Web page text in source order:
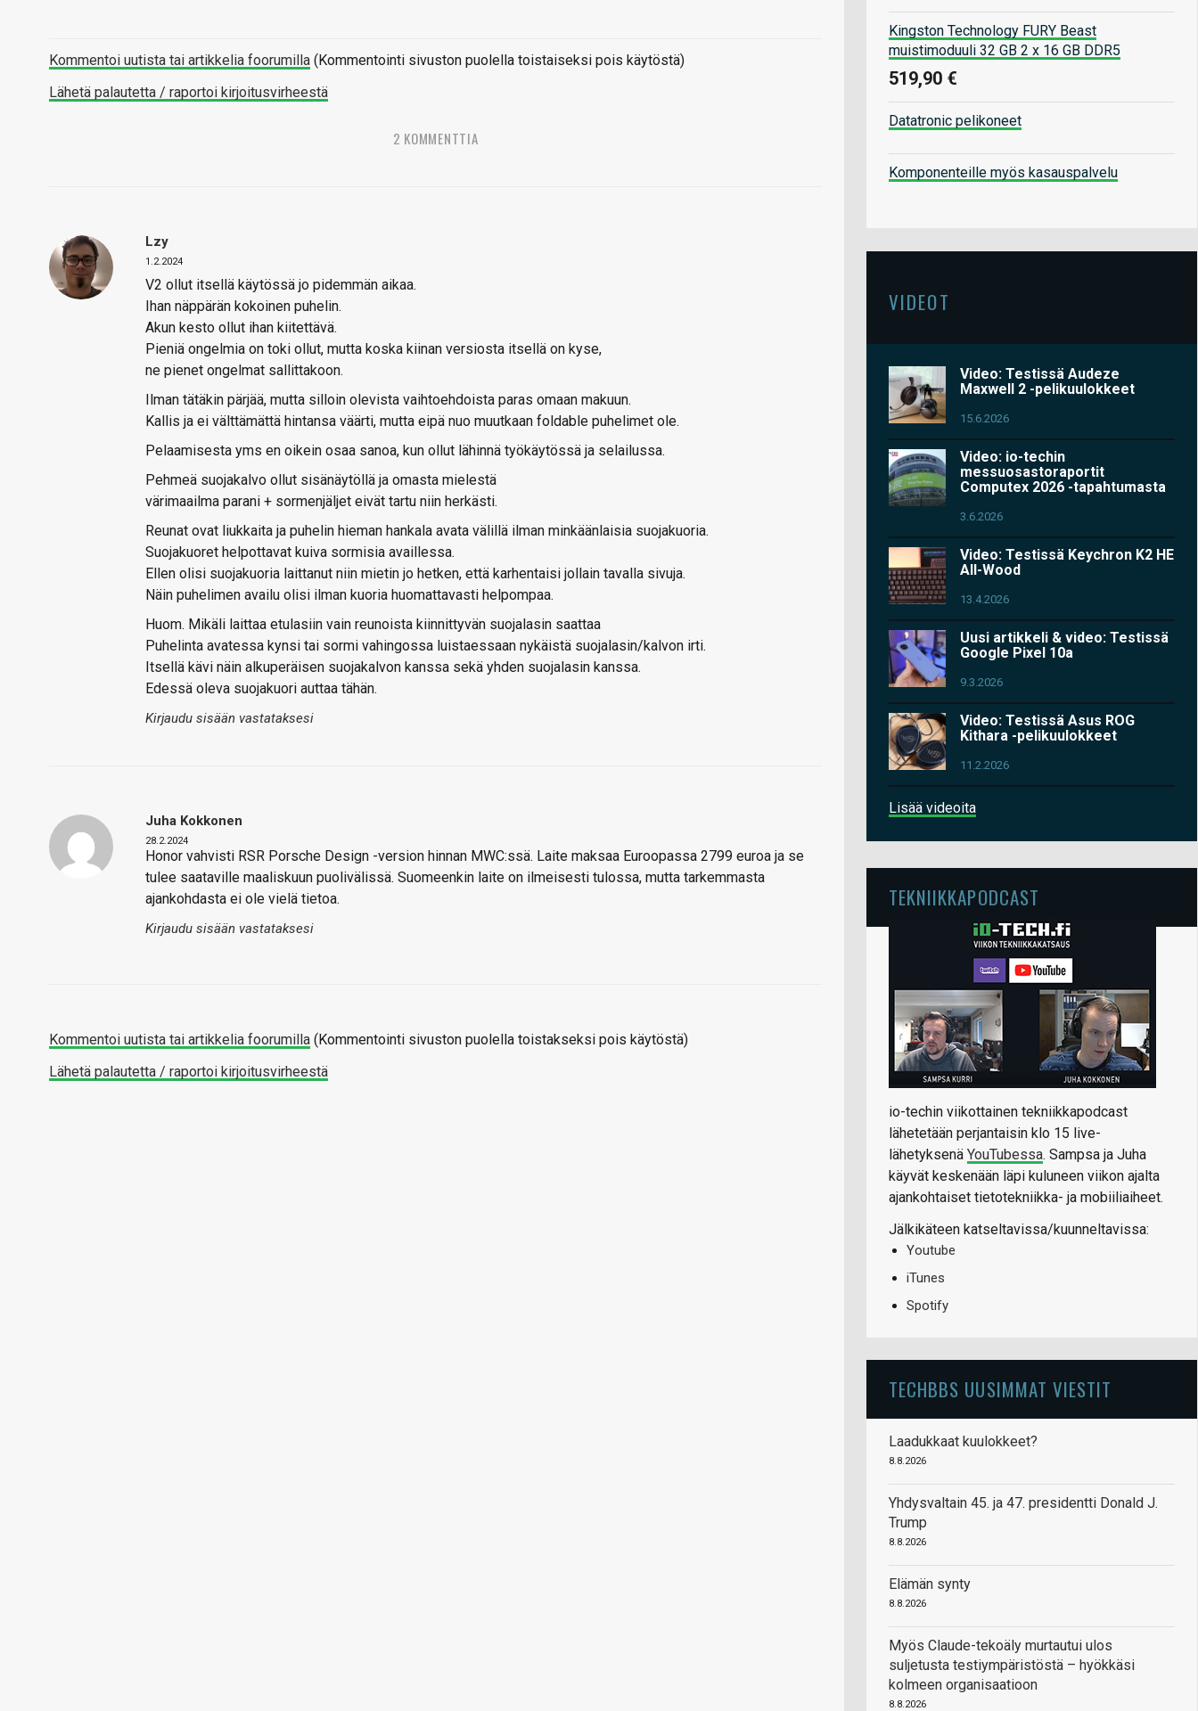
Kommentoi uutista tai artikkelia foorumilla (Kommentointi sivuston puolella toistaiseksi pois käytöstä)
Lähetä palautetta / raportoi kirjoitusvirheestä
2 KOMMENTTIA
Lzy
1.2.2024
V2 ollut itsellä käytössä jo pidemmän aikaa.
Ihan näppärän kokoinen puhelin.
Akun kesto ollut ihan kiitettävä.
Pieniä ongelmia on toki ollut, mutta koska kiinan versiosta itsellä on kyse,
ne pienet ongelmat sallittakoon.
Ilman tätäkin pärjää, mutta silloin olevista vaihtoehdoista paras omaan makuun.
Kallis ja ei välttämättä hintansa väärti, mutta eipä nuo muutkaan foldable puhelimet ole.
Pelaamisesta yms en oikein osaa sanoa, kun ollut lähinnä työkäytössä ja selailussa.
Pehmeä suojakalvo ollut sisänäytöllä ja omasta mielestä
värimaailma parani + sormenjäljet eivät tartu niin herkästi.
Reunat ovat liukkaita ja puhelin hieman hankala avata välillä ilman minkäänlaisia suojakuoria.
Suojakuoret helpottavat kuiva sormisia availlessa.
Ellen olisi suojakuoria laittanut niin mietin jo hetken, että karhentaisi jollain tavalla sivuja.
Näin puhelimen availu olisi ilman kuoria huomattavasti helpompaa.
Huom. Mikäli laittaa etulasiin vain reunoista kiinnittyvän suojalasin saattaa
Puhelinta avatessa kynsi tai sormi vahingossa luistaessaan nykäistä suojalasin/kalvon irti.
Itsellä kävi näin alkuperäisen suojakalvon kanssa sekä yhden suojalasin kanssa.
Edessä oleva suojakuori auttaa tähän.
Kirjaudu sisään vastataksesi
Juha Kokkonen
28.2.2024
Honor vahvisti RSR Porsche Design -version hinnan MWC:ssä. Laite maksaa Euroopassa 2799 euroa ja se
tulee saataville maaliskuun puolivälissä. Suomeenkin laite on ilmeisesti tulossa, mutta tarkemmasta
ajankohdasta ei ole vielä tietoa.
Kirjaudu sisään vastataksesi
Kommentoi uutista tai artikkelia foorumilla (Kommentointi sivuston puolella toistakseksi pois käytöstä)
Lähetä palautetta / raportoi kirjoitusvirheestä
Kingston Technology FURY Beast
muistimoduuli 32 GB 2 x 16 GB DDR5
519,90 €
Datatronic pelikoneet
Komponenteille myös kasauspalvelu
VIDEOT
Video: Testissä Audeze
Maxwell 2 -pelikuulokkeet
15.6.2026
Video: io-techin
messuosastoraportit
Computex 2026 -tapahtumasta
3.6.2026
Video: Testissä Keychron K2 HE
All-Wood
13.4.2026
Uusi artikkeli & video: Testissä
Google Pixel 10a
9.3.2026
Video: Testissä Asus ROG
Kithara -pelikuulokkeet
11.2.2026
Lisää videoita
TEKNIIKKAPODCAST
io-techin viikottainen tekniikkapodcast
lähetetään perjantaisin klo 15 live-
lähetyksenä YouTubessa. Sampsa ja Juha
käyvät keskenään läpi kuluneen viikon ajalta
ajankohtaiset tietotekniikka- ja mobiiliaiheet.
Jälkikäteen katseltavissa/kuunneltavissa:
Youtube
iTunes
Spotify
TECHBBS UUSIMMAT VIESTIT
Laadukkaat kuulokkeet?
8.8.2026
Yhdysvaltain 45. ja 47. presidentti Donald J.
Trump
8.8.2026
Elämän synty
8.8.2026
Myös Claude-tekoäly murtautui ulos
suljetusta testiympäristöstä – hyökkäsi
kolmeen organisaatioon
8.8.2026